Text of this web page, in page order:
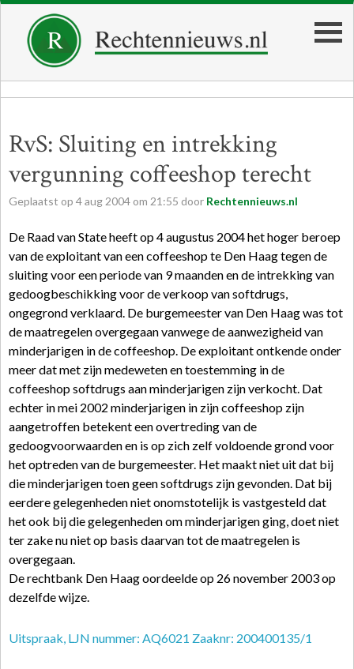
RvS: Sluiting en intrekking
vergunning coffeeshop terecht
Geplaatst op 4aug 2004 om 21:55 door Rechtennieuws.nl
De Raad van State heeft op 4 augustus 2004 het hoger beroep
van de exploitant van een coffeeshop te Den Haag tegen de
sluiting voor een periode van 9 maanden en de intrekking van
gedoogbeschikking voor de verkoop van softdrugs,
ongegrond verklaard. De burgemeester van Den Haag was tot
de maatregelen overgegaan vanwege de aanwezigheid van
minderjarigen in de coffeeshop. De exploitant ontkende onder
meer dat met zijn medeweten en toestemming in de
coffeeshop softdrugs aan minderjarigen zijn verkocht. Dat
echter in mei 2002 minderjarigen in zijn coffeeshop zijn
aangetroffen betekent een overtreding van de
gedoogvoorwaarden en is op zich zelf voldoende grond voor
het optreden van de burgemeester. Het maakt niet uit dat bij
die minderjarigen toen geen softdrugs zijn gevonden. Dat bij
eerdere gelegenheden niet onomstotelijk is vastgesteld dat
het ook bij die gelegenheden om minderjarigen ging, doet niet
ter zake nu niet op basis daarvan tot de maatregelen is
overgegaan.
De rechtbank Den Haag oordeelde op 26 november 2003 op
dezelfde wijze.
Uitspraak, LJN nummer: AQ6021 Zaaknr: 200400135/1